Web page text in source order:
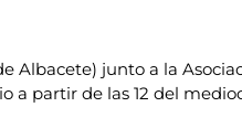
Albacete) junto a la
a partir de las 12 del